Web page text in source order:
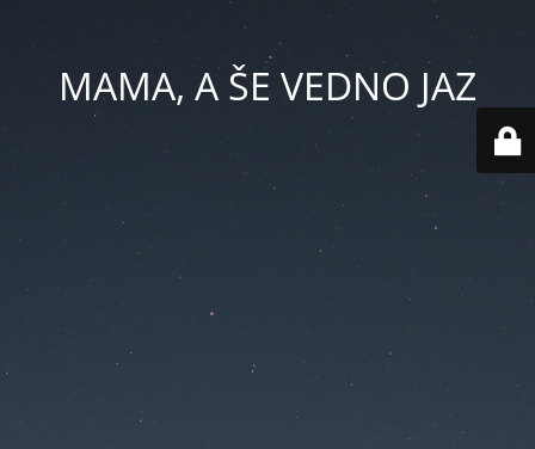
MAMA, A ŠE VEDNO JAZ